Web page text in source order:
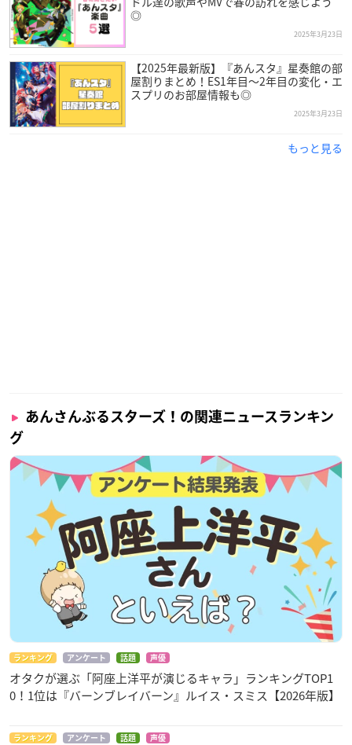
◎
2025年3月23日
【2025年最新版】『あんスタ』星奏館の部
屋割りまとめ！ES1年目〜2年目の変化・エ
スプリのお部屋情報も◎
2025年3月23日
もっと見る
あんさんぶるスターズ！の関連ニュースランキン
グ
ランキング アンケート 話題 声優
オタクが選ぶ「阿座上洋平が演じるキャラ」ランキングTOP1
0！1位は『バーンブレイバーン』ルイス・スミス【2026年版】
ランキング アンケート 話題 声優